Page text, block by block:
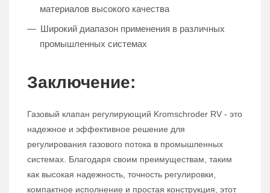
материалов высокого качества
Широкий диапазон применения в различных
промышленных системах
Заключение:
Газовый клапан регулирующий Kromschroder RV - это
надежное и эффективное решение для
регулирования газового потока в промышленных
системах. Благодаря своим преимуществам, таким
как высокая надежность, точность регулировки,
компактное исполнение и простая конструкция, этот